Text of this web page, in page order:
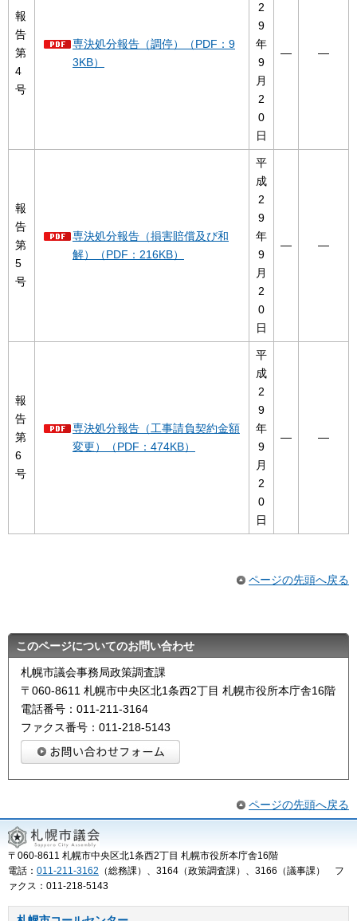
報
告
第
4
号
専決処分報告（調停）（PDF：9
3KB）
2
9
年
9
月
2
0
日
― ―
報
告
第
5
号
専決処分報告（損害賠償及び和
解）（PDF：216KB）
平
成
2
9
年
9
月
2
0
日
― ―
報
告
第
6
号
専決処分報告（工事請負契約金額
変更）（PDF：474KB）
平
成
2
9
年
9
月
2
0
日
― ―
ページの先頭へ戻る
このページについてのお問い合わせ
札幌市議会事務局政策調査課
〒060-8611 札幌市中央区北1条西2丁目 札幌市役所本庁舎16階
電話番号：011-211-3164
ファクス番号：011-218-5143
ページの先頭へ戻る
〒060-8611 札幌市中央区北1条西2丁目 札幌市役所本庁舎16階
電話： 011-211-3162 （総務課）、3164（政策調査課）、3166（議事課） フ
ァクス：011-218-5143